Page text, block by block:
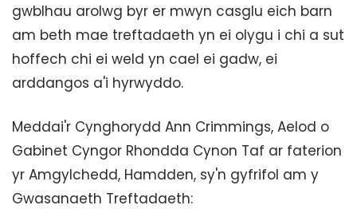
gwblhau arolwg byr er mwyn casglu eich barn
am beth mae treftadaeth yn ei olygu i chi a sut
hoffech chi ei weld yn cael ei gadw, ei
arddangos a'i hyrwyddo.
Meddai'r Cynghorydd Ann Crimmings, Aelod o
Gabinet Cyngor Rhondda Cynon Taf ar faterion
yr Amgylchedd, Hamdden, sy'n gyfrifol am y
Gwasanaeth Treftadaeth: